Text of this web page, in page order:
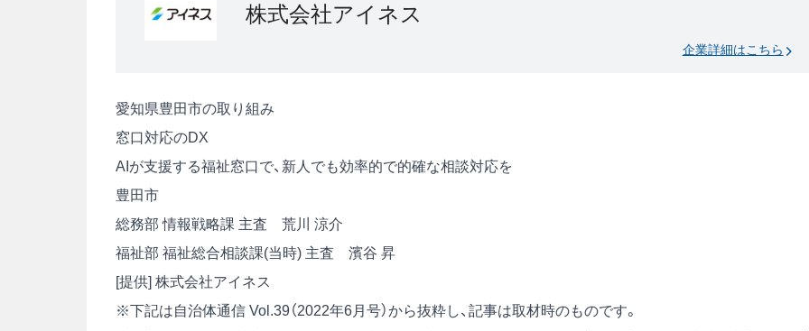
株式会社アイネス
企業詳細はこちら
愛知県豊田市の取り組み
窓口対応のDX
AIが支援する福祉窓口で、新人でも効率的で的確な相談対応を
豊田市
総務部 情報戦略課 主査 荒川 涼介
福祉部 福祉総合相談課(当時) 主査 濱谷 昇
[提供] 株式会社アイネス
※下記は自治体通信 Vol.39（2022年6月号）から抜粋し、記事は取材時のものです。